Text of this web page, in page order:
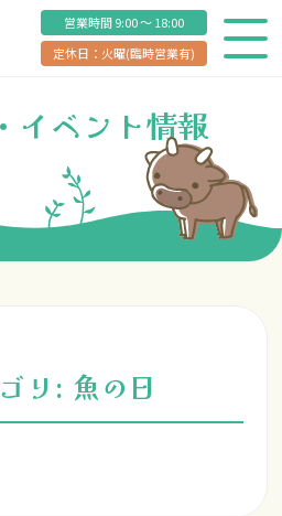
営業時間 9:00 ～ 18:00
定休日：火曜(臨時営業有)
イベント情報
リ: 魚の日